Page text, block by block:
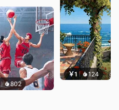
802
￥1 124 叮叮